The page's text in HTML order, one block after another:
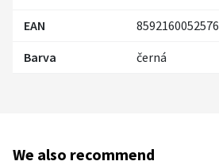
EAN
8592160052576
Barva
černá
We also recommend